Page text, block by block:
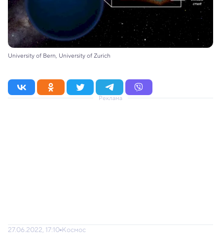
University of Bern, University of Zurich
Реклама
27.06.2022, 17:10 Космос